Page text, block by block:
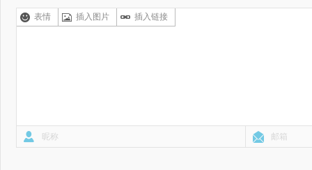
表情 插入图片 插入链接